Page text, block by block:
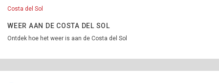
Costa del Sol
WEER AAN DE COSTA DEL SOL
Ontdek hoe het weer is aan de Costa del Sol